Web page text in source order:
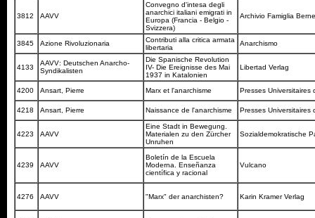
3812 AAVV
Convegno d'intesa degli
anarchici italiani emigrati in
Europa (Francia - Belgio -
Svizzera)
Archivio Famiglia
3845 Azione Rivoluzionaria
Contributi alla critica armata
libertaria
Anarchismo
4133
AAVV: Deutschen Anarcho-
Syndikalisten
Die Spanische Revolution
IV- Die Ereignisse des Mai
1937 in Katalonien
Libertad Verlag
4200 Ansart, Pierre Marx et l'anarchisme Presses Universitaires
4218 Ansart, Pierre Naissance de l'anarchisme Presses Universitaires
4223 AAVV
Eine Stadt in Bewegung.
Materialen zu den Zürcher
Unruhen
Sozialdemokratische
4239 AAVV
Boletín de la Escuela
Moderna. Enseñanza
científica y racional
Vulcano
4276 AAVV "Marx" der anarchisten? Karin Kramer Verlag